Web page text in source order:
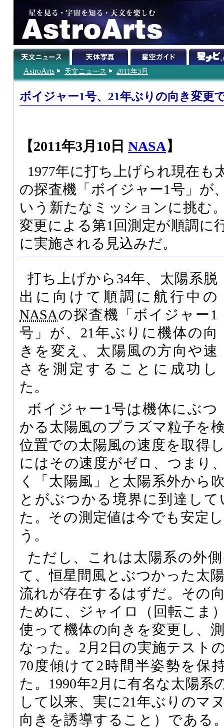
AstroArts 天文ニュース 2011年3月
ボイジャー1号、21年ぶりの向き変更
【2011年3月10日 NASA】
1977年に打ち上げられ現在も
の探査機「ボイジャー1号」が
いう新たなミッションに挑む
変更による第1回測定が順調に
に実施される見込みだ。
打ち上げから34年、太陽系脱
出に向けて順調に航行中の
NASAの探査機「ボイジャー1
号」が、21年ぶりに機体の向
きを変え、太陽風の方向や速
さを測定することに成功し
た。
ボイジャー1号は機体にぶつ
かる太陽風のプラズマ粒子を
位置での太陽風の速度を取得
にはその速度がゼロ、つまり
く「太陽風」と太陽系外から
とがぶつかる境界に到達し
た。その測定値は今でも安定
う。
ただし、これは太陽系の外
て、恒星間風とぶつかった太
流れが存在するはずだ。その
ために、ジャイロ（回転こま
使って機体の向きを変更し、
なった。2月2日の実施テスト
70度傾けて2時間半姿勢を保
た。1990年2月に有名な太陽系
して以来、実に21年ぶりのマ
向きを誘導すること）である